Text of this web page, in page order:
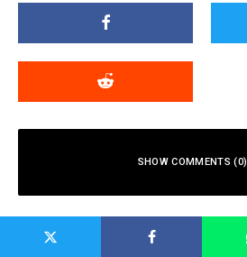
SHOW COMMENTS (0)